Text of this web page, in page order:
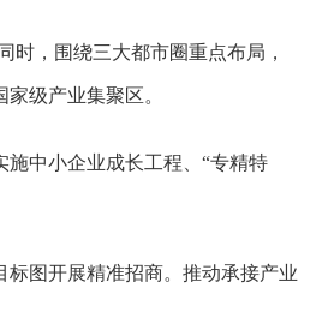
，围绕三大都市圈重点布局，
级产业集聚区。
中小企业成长工程、“专精特
图开展精准招商。推动承接产业